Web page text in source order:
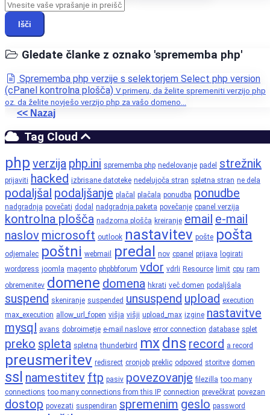
Išči
Gledate članke z oznako 'sprememba php'
Sprememba php verzije s selektorjem Select php version
(cPanel kontrolna plošča) V primeru, da želite spremeniti verzijo php
oz. da želite novješo verzijo php za vašo domeno...
<< Nazaj
Tag Cloud
php verzija php.ini sprememba php nedelovanje padel strežnik
prijaviti hacked izbrisane datoteke nedelujoča stran spletna stran ne dela
podaljšal podaljšanje plačal plačala ponudba ponudbe
nadgradnja povečati dodal nadgradnja paketa povečanje cpanel verzija
kontrolna plošča nadzorna plošča kreiranje email e-mail
naslov microsoft outlook nastavitev pošte pošta
odjemalec poštni webmail predal nov cpanel prijava
logirati
wordpress joomla magento phpbbforum vdor vdrli Resource limit cpu ram
obremenitev domene domena hkrati več domen podaljšala
suspend skeniranje suspended unsuspend upload execution
max_execution allow_url_fopen višja višji upload_max izgine nastavitve
mysql avans dobroimetje e-mail naslove error connection database splet
preko spleta spletna thunderbird mx dns record a record
preusmeritev redisrect cronjob preklic odpoved storitve domen
ssl namestitev ftp pasiv povezovanje filezilla too many
connections too many connections from this IP connection prevečkrat povezan
dostop povezati suspendiran spremenim geslo password